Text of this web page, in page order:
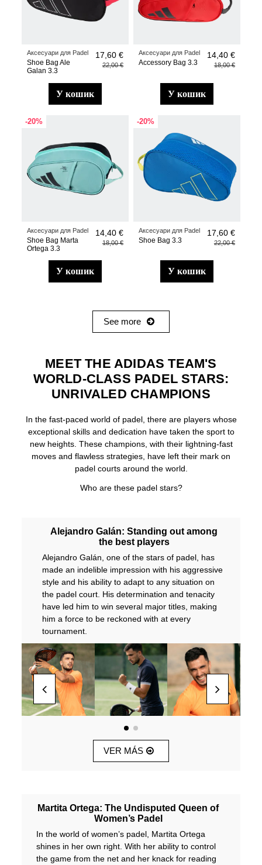
Аксесуари для Padel
Shoe Bag Ale
Galan 3.3
17,60 €
22,00 €
у кошик
Аксесуари для Padel
Accessory Bag 3.3
14,40 €
18,00 €
у кошик
-20%
Аксесуари для Padel
Shoe Bag Marta
Ortega 3.3
14,40 €
18,00 €
у кошик
-20%
Аксесуари для Padel
Shoe Bag 3.3
17,60 €
22,00 €
у кошик
See more
MEET THE ADIDAS TEAM'S
WORLD-CLASS PADEL STARS:
UNRIVALED CHAMPIONS
In the fast-paced world of padel, there are players whose
exceptional skills and dedication have taken the sport to
new heights. These champions, with their lightning-fast
moves and flawless strategies, have left their mark on
padel courts around the world.
Who are these padel stars?
Alejandro Galán: Standing out among
the best players
Alejandro Galán, one of the stars of padel, has
made an indelible impression with his aggressive
style and his ability to adapt to any situation on
the padel court. His determination and tenacity
have led him to win several major titles, making
him a force to be reckoned with at every
tournament.
VER MÁS
Martita Ortega: The Undisputed Queen of
Women’s Padel
In the world of women’s padel, Martita Ortega
shines in her own right. With her ability to control
the game from the net and her knack for reading